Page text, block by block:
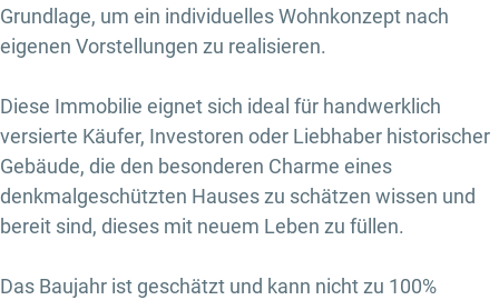
Grundlage, um ein individuelles Wohnkonzept nach
eigenen Vorstellungen zu realisieren.
Diese Immobilie eignet sich ideal für handwerklich
versierte Käufer, Investoren oder Liebhaber historischer
Gebäude, die den besonderen Charme eines
denkmalgeschützten Hauses zu schätzen wissen und
bereit sind, dieses mit neuem Leben zu füllen.
Das Baujahr ist geschätzt und kann nicht zu 100%